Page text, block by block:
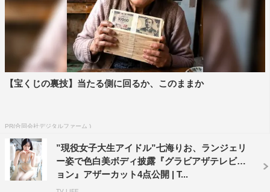
【宝くじの裏技】当たる側に回るか、このままか
PR(合同会社デジタルファーム )
”現役女子大生アイドル”七海りお、ランジェリ
ー姿で色白美ボディ披露『グラビアザテレビジ
ョン』アザーカット4点公開 | T...